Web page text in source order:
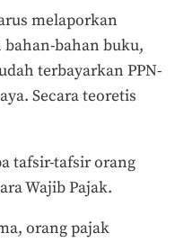
melaporkan
bahan buku,
terbayarkan PPN-
Secara teoretis
tafsir-tafsir orang
Wajib Pajak.
orang pajak